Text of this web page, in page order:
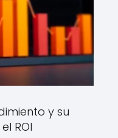
y su
ROI